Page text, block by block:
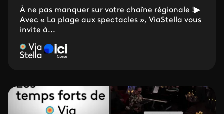
À ne pas manquer sur votre chaîne régionale !▶
Avec « La plage aux spectacles », ViaStella vous
invite à...